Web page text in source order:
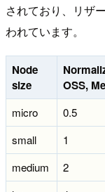
されており、リザ
われています。
Node
size
OSS,
micro 0.5
small
1
medium
2